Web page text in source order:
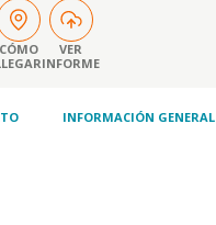
CÓMO
VER
INFORME
INFORMACIÓN GENERAL